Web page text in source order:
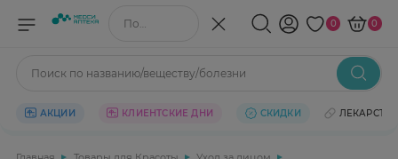
Поиск по названию/веществу 0 0
Поиск по названию/веществу/болезни
АКЦИИ КЛИЕНТСКИЕ ДНИ СКИДКИ ЛЕКАРСТВА